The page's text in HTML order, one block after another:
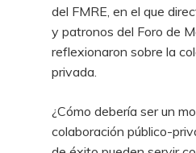
del FMRE, en el que
y patronos del Foro de
reflexionaron sobre la
privada.
¿Cómo debería ser un
colaboración público-